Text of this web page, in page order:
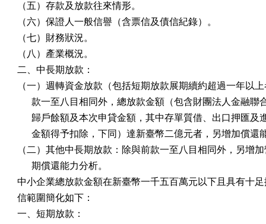
（五）存款及放款往來情形。
（六）保證人一般信譽（含票信及債信紀錄）。
（七）財務狀況。
（八）產業概況。
二、中長期放款：
（一）週轉資金放款（包括短期放款展期續約超過一年以
款一至八目相同外，總放款金額（包含財團法人金融聯
歸戶餘額及本次申貸金額，其中存單質借、出口押匯及
金額得予扣除，下同）達新臺幣二億元者，另增加償還
（二）其他中長期放款：除與前款一至八目相同外，另增
      期償還能力分析。
中小企業總放款金額在新臺幣一千五百萬元以下且具有十
信範圍簡化如下：
一、短期放款：